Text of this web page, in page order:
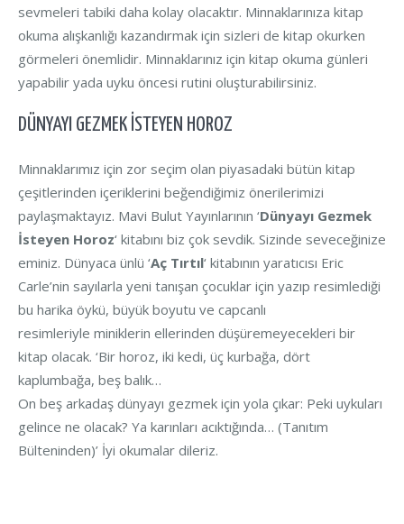
sevmeleri tabiki daha kolay olacaktır. Minnaklarınıza kitap
okuma alışkanlığı kazandırmak için sizleri de kitap okurken
görmeleri önemlidir. Minnaklarınız için kitap okuma günleri
yapabilir yada uyku öncesi rutini oluşturabilirsiniz.
DÜNYAYI GEZMEK İSTEYEN HOROZ
Minnaklarımız için zor seçim olan piyasadaki bütün kitap
çeşitlerinden içeriklerini beğendiğimiz önerilerimizi
paylaşmaktayız. Mavi Bulut Yayınlarının ‘Dünyayı Gezmek
İsteyen Horoz‘ kitabını biz çok sevdik. Sizinde seveceğinize
eminiz. Dünyaca ünlü ‘Aç Tırtıl‘ kitabının yaratıcısı Eric
Carle’nin sayılarla yeni tanışan çocuklar için yazıp resimlediği
bu harika öykü, büyük boyutu ve capcanlı
resimleriyle miniklerin ellerinden düşüremeyecekleri bir
kitap olacak. ‘Bir horoz, iki kedi, üç kurbağa, dört
kaplumbağa, beş balık…
On beş arkadaş dünyayı gezmek için yola çıkar: Peki uykuları
gelince ne olacak? Ya karınları acıktığında… (Tanıtım
Bülteninden)’ İyi okumalar dileriz.